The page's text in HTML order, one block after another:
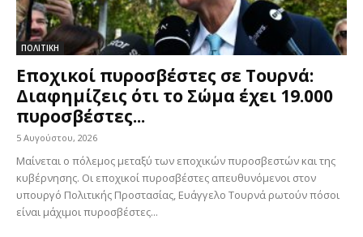
ΠΟΛΙΤΙΚΗ
Εποχικοί πυροσβέστες σε Τουρνά:
Διαφημίζεις ότι το Σώμα έχει 19.000
πυροσβέστες...
5 Αυγούστου, 2026
Μαίνεται ο πόλεμος μεταξύ των εποχικών πυροσβεστών και της
κυβέρνησης. Οι εποχικοί πυροσβέστες απευθυνόμενοι στον
υπουργό Πολιτικής Προστασίας, Ευάγγελο Τουρνά ρωτούν πόσοι
είναι μάχιμοι πυροσβέστες...